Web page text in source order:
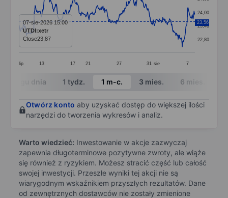
Line chart with 390 data points.
The chart has 1 X axis displaying categories.
The chart has 1 Y axis displaying values. Data
lip 13 17 21 27 31 sie 7
22,80
23,40
24,00
23,56
07-sie-2026 15:00
UTDI:xetr
Close23,87
End of interactive chart.
W ciągu dnia 1 tydz. 1 m-c. 3 mies. 6 mies.
Otwórz konto aby uzyskać dostęp do większej ilości
narzędzi do tworzenia wykresów i analiz.
Warto wiedzieć: Inwestowanie w akcje zazwyczaj
zapewnia długoterminowe pozytywne zwroty, ale wiąże
się również z ryzykiem. Możesz stracić część lub całość
swojej inwestycji. Przeszłe wyniki tej akcji nie są
wiarygodnym wskaźnikiem przyszłych rezultatów. Dane
od zewnętrznych dostawców nie zostały zmienione